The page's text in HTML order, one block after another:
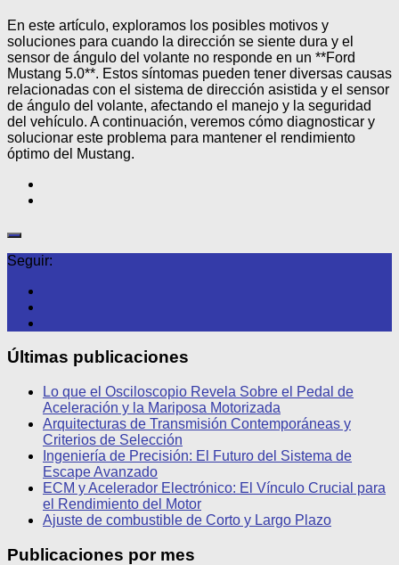
En este artículo, exploramos los posibles motivos y
soluciones para cuando la dirección se siente dura y el
sensor de ángulo del volante no responde en un **Ford
Mustang 5.0**. Estos síntomas pueden tener diversas causas
relacionadas con el sistema de dirección asistida y el sensor
de ángulo del volante, afectando el manejo y la seguridad
del vehículo. A continuación, veremos cómo diagnosticar y
solucionar este problema para mantener el rendimiento
óptimo del Mustang.
Seguir:
Últimas publicaciones
Lo que el Osciloscopio Revela Sobre el Pedal de
Aceleración y la Mariposa Motorizada
Arquitecturas de Transmisión Contemporáneas y
Criterios de Selección
Ingeniería de Precisión: El Futuro del Sistema de
Escape Avanzado
ECM y Acelerador Electrónico: El Vínculo Crucial para
el Rendimiento del Motor
Ajuste de combustible de Corto y Largo Plazo
Publicaciones por mes